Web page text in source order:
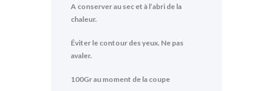
A conserver au sec et à l’abri de la
chaleur.
Éviter le contour des yeux. Ne pas
avaler.
100Gr au moment de la coupe